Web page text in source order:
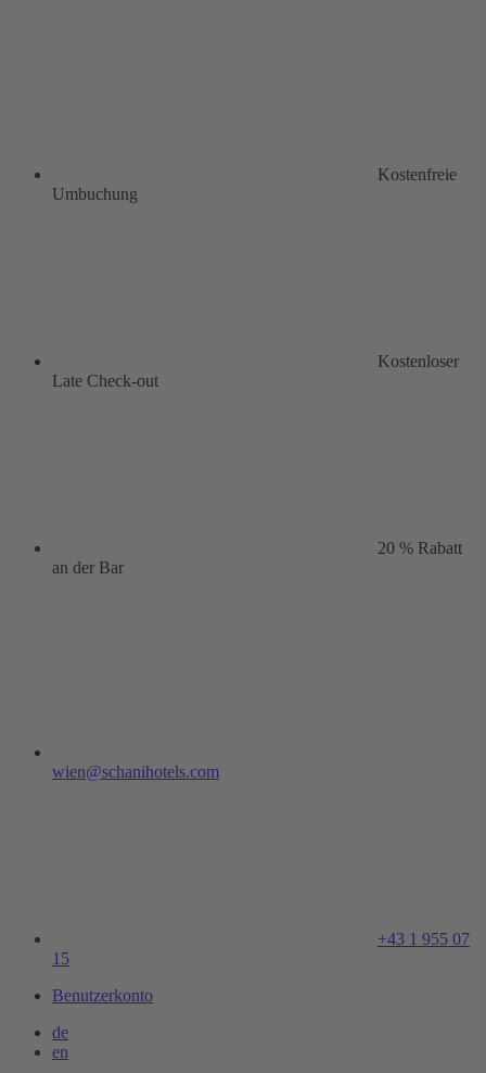
Kostenfreie
Umbuchung
Kostenloser
Late Check-out
20 % Rabatt
an der Bar
wien@schanihotels.com
+43 1 955 07
15
Benutzerkonto
de
en